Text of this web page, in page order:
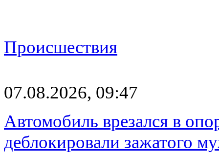
Происшествия
07.08.2026, 09:47
Автомобиль врезался в
деблокировали зажатого